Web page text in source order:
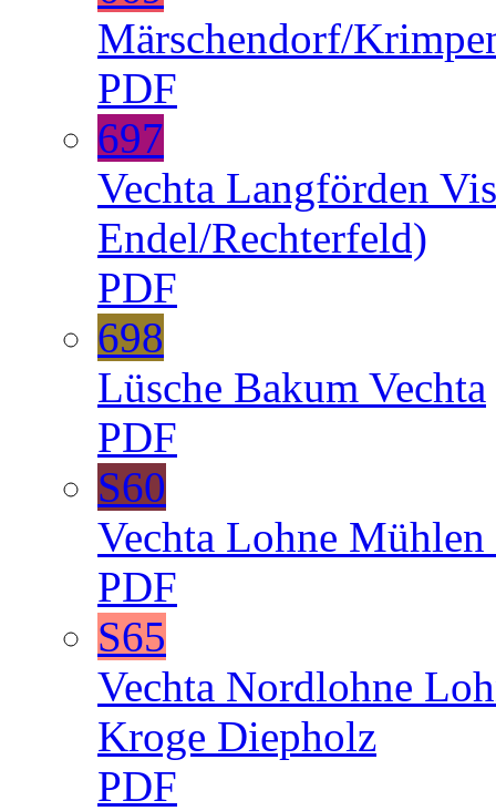
Märschendorf/
PDF
697
Vechta Langförden
Endel/Rechterfeld)
PDF
698
Lüsche Bakum Vechta
PDF
S60
Vechta Lohne Mühlen
PDF
S65
Vechta Nordlohne
Kroge Diepholz
PDF